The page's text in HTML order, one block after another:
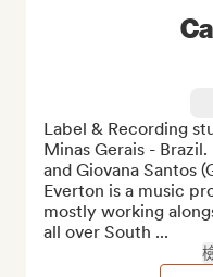
Label & Recording
Minas Gerais -
and Giovana Santos
Everton is a music
mostly working
all over South ...